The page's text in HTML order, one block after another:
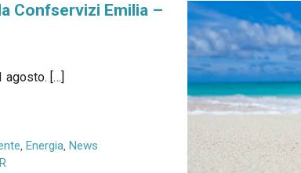
Confservizi Emilia –
agosto. […]
, Energia, News